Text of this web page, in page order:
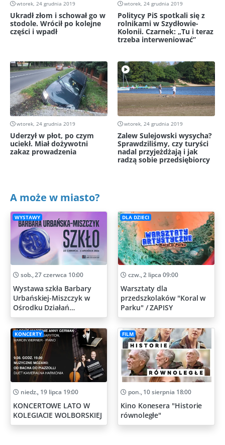
wtorek, 24 grudnia 2019
Ukradł złom i schował go w
stodole. Wrócił po kolejne
części i wpadł
wtorek, 24 grudnia 2019
Politycy PiS spotkali się z
rolnikami w Szydłowie-
Kolonii. Czarnek: „Tu i teraz
trzeba interweniować”
wtorek, 24 grudnia 2019
Uderzył w płot, po czym
uciekł. Miał dożywotni
zakaz prowadzenia
wtorek, 24 grudnia 2019
Zalew Sulejowski wysycha?
Sprawdziliśmy, czy turyści
nadal przyjeżdżają i jak
radzą sobie przedsiębiorcy
A może w miasto?
WYSTAWY
sob., 27 czerwca 10:00
Wystawa szkła Barbary
Urbańskiej-Miszczyk w
Ośrodku Działań
Artystycznych
DLA DZIECI
czw., 2 lipca 09:00
Warsztaty dla
przedszkolaków "Koral w
Parku" / ZAPISY
KONCERTY
niedz., 19 lipca 19:00
KONCERTOWE LATO W
KOLEGIACIE WOLBORSKIEJ
FILM
pon., 10 sierpnia 18:00
Kino Konesera "Historie
równoległe"